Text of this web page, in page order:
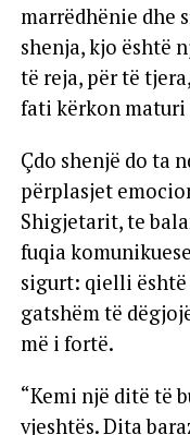
marrëdhënie dhe
shenja, kjo është
të reja, për të
fati kërkon maturi
Çdo shenjë do ta
përplasjet
Shigjetarit, te
fuqia
sigurt: qielli është
gatshëm të
më i fortë.
“Kemi një ditë të
vjeshtës. Dita